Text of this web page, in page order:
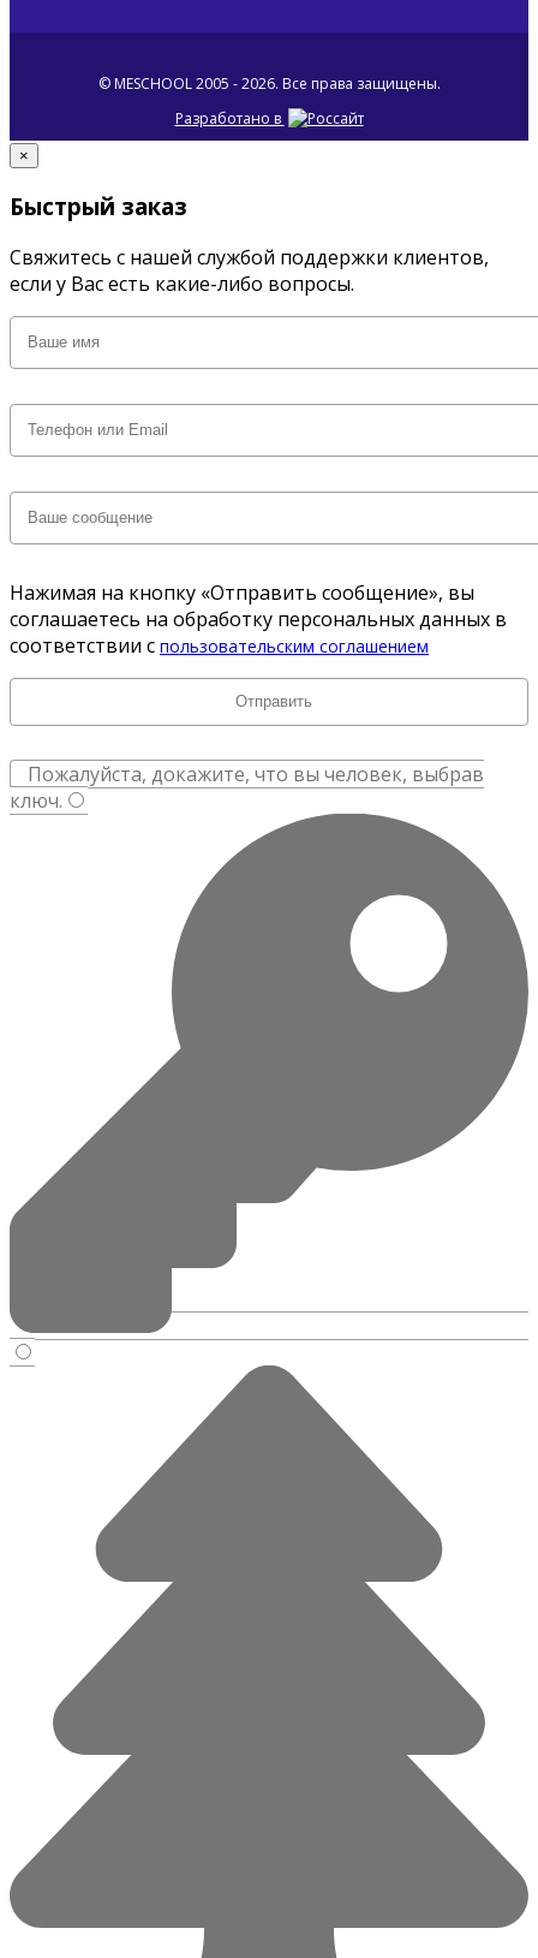
© MESCHOOL 2005 - 2026. Все права защищены.
Разработано в
×
Быстрый заказ
Свяжитесь с нашей службой поддержки клиентов,
если у Вас есть какие-либо вопросы.
Нажимая на кнопку «Отправить сообщение», вы
соглашаетесь на обработку персональных данных в
соответствии с пользовательским соглашением
Пожалуйста, докажите, что вы человек, выбрав
ключ.